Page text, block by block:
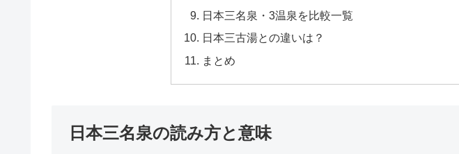
日本三名泉・3温泉を比較一覧
日本三古湯との違いは？
まとめ
日本三名泉の読み方と意味